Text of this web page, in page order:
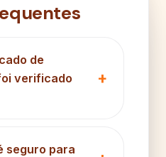
de
verificado
seguro para